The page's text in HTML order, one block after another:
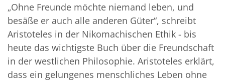
„Ohne Freunde möchte niemand leben, und
besäße er auch alle anderen Güter“, schreibt
Aristoteles in der Nikomachischen Ethik - bis
heute das wichtigste Buch über die Freundschaft
in der westlichen Philosophie. Aristoteles erklärt,
dass ein gelungenes menschliches Leben ohne